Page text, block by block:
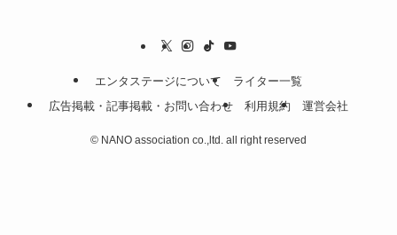
エンタステージについて
ライター一覧
広告掲載・記事掲載・お問い合わせ
利用規約 運営会社
© NANO association co.,ltd. all right reserved